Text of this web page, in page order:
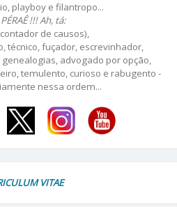
playboy e filantropo...
!!! Ah, tá:
de causos),
técnico, fuçador, escrevinhador,
advogado por opção,
temulento, curioso e rabugento -
nessa ordem...
VITAE